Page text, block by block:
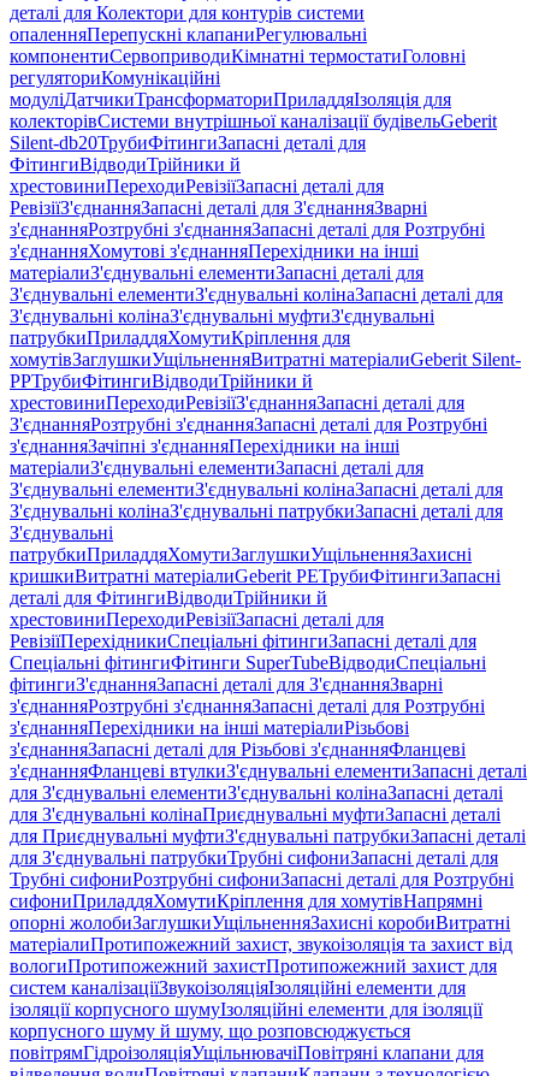
деталі для Колектори для контурів системи
опаленняПерепускні клапаниРегулювальні
компонентиСервоприводиКімнатні термостатиГоловні
регуляториКомунікаційні
модуліДатчикиТрансформаториПриладдяІзоляція для
колекторівСистеми внутрішньої каналізації будівельGeberit
Silent-db20ТрубиФітингиЗапасні деталі для
ФітингиВідводиТрійники й
хрестовиниПереходиРевізіїЗапасні деталі для
РевізіїЗ'єднанняЗапасні деталі для З'єднанняЗварні
з'єднанняРозтрубні з'єднанняЗапасні деталі для Розтрубні
з'єднанняХомутові з'єднанняПерехідники на інші
матеріалиЗ'єднувальні елементиЗапасні деталі для
З'єднувальні елементиЗ'єднувальні колінаЗапасні деталі для
З'єднувальні колінаЗ'єднувальні муфтиЗ'єднувальні
патрубкиПриладдяХомутиКріплення для
хомутівЗаглушкиУщільненняВитратні матеріалиGeberit Silent-
PPТрубиФітингиВідводиТрійники й
хрестовиниПереходиРевізіїЗ'єднанняЗапасні деталі для
З'єднанняРозтрубні з'єднанняЗапасні деталі для Розтрубні
з'єднанняЗачіпні з'єднанняПерехідники на інші
матеріалиЗ'єднувальні елементиЗапасні деталі для
З'єднувальні елементиЗ'єднувальні колінаЗапасні деталі для
З'єднувальні колінаЗ'єднувальні патрубкиЗапасні деталі для
З'єднувальні
патрубкиПриладдяХомутиЗаглушкиУщільненняЗахисні
кришкиВитратні матеріалиGeberit PEТрубиФітингиЗапасні
деталі для ФітингиВідводиТрійники й
хрестовиниПереходиРевізіїЗапасні деталі для
РевізіїПерехідникиСпеціальні фітингиЗапасні деталі для
Спеціальні фітингиФітинги SuperTubeВідводиСпеціальні
фітингиЗ'єднанняЗапасні деталі для З'єднанняЗварні
з'єднанняРозтрубні з'єднанняЗапасні деталі для Розтрубні
з'єднанняПерехідники на інші матеріалиРізьбові
з'єднанняЗапасні деталі для Різьбові з'єднанняФланцеві
з'єднанняФланцеві втулкиЗ'єднувальні елементиЗапасні деталі
для З'єднувальні елементиЗ'єднувальні колінаЗапасні деталі
для З'єднувальні колінаПриєднувальні муфтиЗапасні деталі
для Приєднувальні муфтиЗ'єднувальні патрубкиЗапасні деталі
для З'єднувальні патрубкиТрубні сифониЗапасні деталі для
Трубні сифониРозтрубні сифониЗапасні деталі для Розтрубні
сифониПриладдяХомутиКріплення для хомутівНапрямні
опорні жолобиЗаглушкиУщільненняЗахисні коробиВитратні
матеріалиПротипожежний захист, звукоізоляція та захист від
вологиПротипожежний захистПротипожежний захист для
систем каналізаціїЗвукоізоляціяІзоляційні елементи для
ізоляції корпусного шумуІзоляційні елементи для ізоляції
корпусного шуму й шуму, що розповсюджується
повітрямГідроізоляціяУщільнювачіПовітряні клапани для